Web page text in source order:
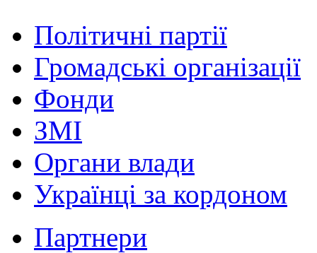
Політичні партії
Громадські організації
Фонди
ЗМІ
Органи влади
Українці за кордоном
Партнери